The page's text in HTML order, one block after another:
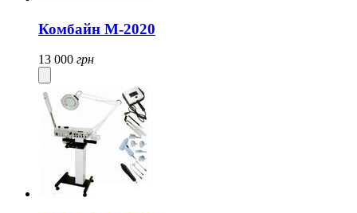
Комбайн М-2020
13 000 грн